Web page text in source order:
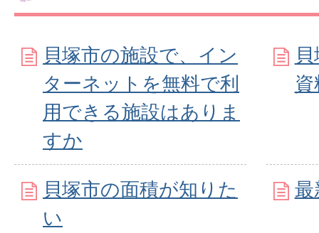
貝塚市の施設で、イン
ターネットを無料で利
用できる施設はありま
すか
貝塚市の面積が知りた
い
最